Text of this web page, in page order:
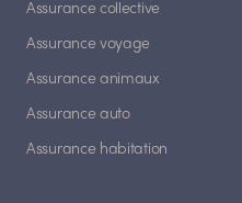
Assurance collective
Assurance voyage
Assurance animaux
Assurance auto
Assurance habitation